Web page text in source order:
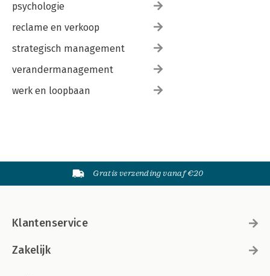
psychologie
reclame en verkoop
strategisch management
verandermanagement
werk en loopbaan
Gratis verzending vanaf €20
Klantenservice
Zakelijk